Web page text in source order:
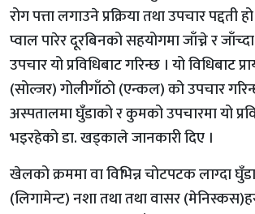
रोग पत्ता लगाउने प्रक्रिया तथा उपचार पद्दती
प्वाल पारेर दूरबिनको सहयोगमा जाँच्ने र
उपचार यो प्रविधिबाट गरिन्छ । यो विधिबाट
(सोल्जर) गोलीगाँठो (एन्कल) को उपचार
अस्पतालमा घुँडाको र कुमको उपचारमा यो
भइरहेको डा. खड्काले जानकारी दिए ।
खेलको क्रममा वा विभिन्न चोटपटक लाग्दा
(लिगामेन्ट) नशा तथा तथा वासर